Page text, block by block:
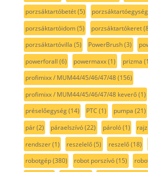
porzsáktartóbetét(5) porzsáktartóegység
porzsáktartóidom(5) porzsáktartókeret
porzsáktartóvilla (5) PowerBrush(3)
powerforall (6) powermaxx(1) prizma
profimixx / MUM44/45/46/47/48(156)
profimixx / MUM44/45/46/47/48 keverő(1)
préselőegység(14) PTC (1) pumpa (21)
pár(2) páraelszívó(22) pároló(1) rajz
rendszer(1) reszelelő(5) reszelő(18)
robotgép(380) robot porszívó(15)